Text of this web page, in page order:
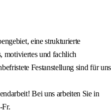
eine strukturierte
motiviertes und fachlich
Festanstellung sind für uns
Bei uns arbeiten Sie in
Fr.